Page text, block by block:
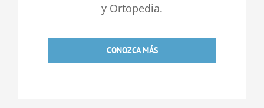
y Ortopedia.
CONOZCA MÁS